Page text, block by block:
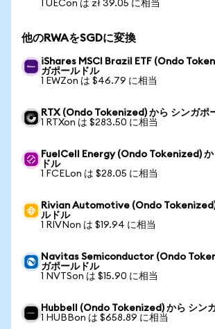
1 UECon は zł 39.05 に相当
他のRWAをSGDに変換
iShares MSCI Brazil ETF (Ondo
ガポールドル
1 EWZon は $46.79 に相当
RTX (Ondo Tokenized) から シンガポ
1 RTXon は $283.50 に相当
FuelCell Energy (Ondo Tokenized) か
ドル
1 FCELon は $28.05 に相当
Rivian Automotive (Ondo Tokenized)
ルドル
1 RIVNon は $19.94 に相当
Navitas Semiconductor (Ondo
ガポールドル
1 NVTSon は $15.90 に相当
Hubbell (Ondo Tokenized) から シン
1 HUBBon は $658.89 に相当